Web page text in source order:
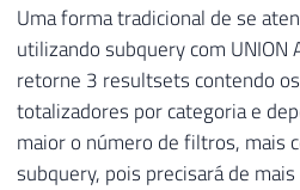
Uma forma tradicional de se
utilizando subquery com UNION
retorne 3 resultsets contendo
totalizadores por categoria e
maior o número de filtros, mais
subquery, pois precisará de